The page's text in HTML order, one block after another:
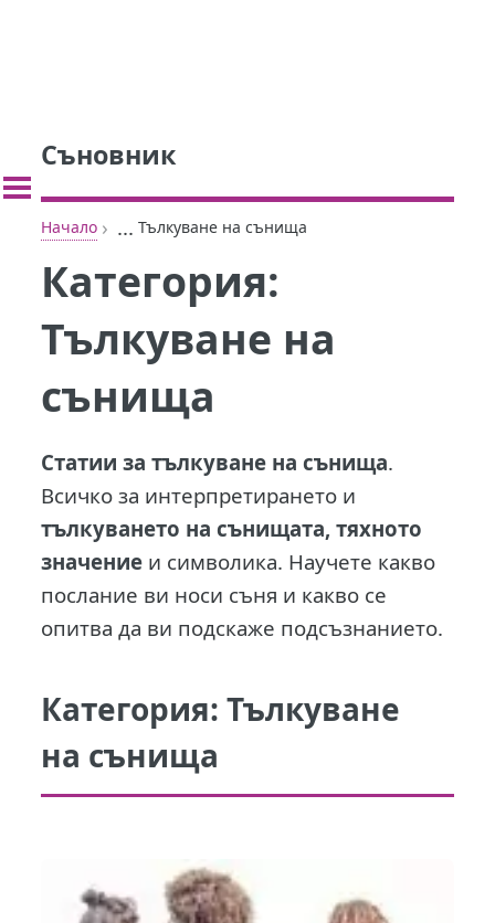
Съновник
Начало › ... Тълкуване на сънища
Категория:
Тълкуване на
сънища
Статии за тълкуване на сънища.
Всичко за интерпретирането и
тълкуването на сънищата, тяхното
значение и символика. Научете какво
послание ви носи съня и какво се
опитва да ви подскаже подсъзнанието.
Категория:Тълкуване
на сънища